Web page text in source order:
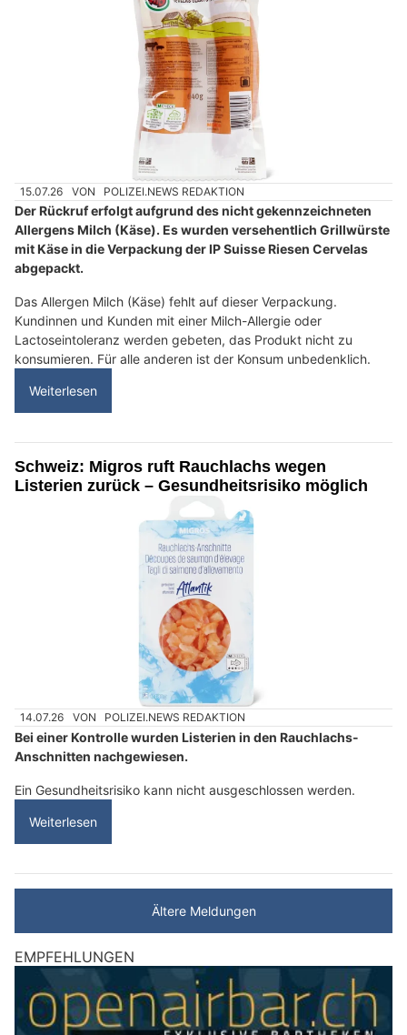
15.07.26 VON POLIZEI.NEWS REDAKTION
Der Rückruf erfolgt aufgrund des nicht gekennzeichneten
Allergens Milch (Käse). Es wurden versehentlich Grillwürste
mit Käse in die Verpackung der IP Suisse Riesen Cervelas
abgepackt.
Das Allergen Milch (Käse) fehlt auf dieser Verpackung.
Kundinnen und Kunden mit einer Milch-Allergie oder
Lactoseintoleranz werden gebeten, das Produkt nicht zu
konsumieren. Für alle anderen ist der Konsum unbedenklich.
Weiterlesen
Schweiz: Migros ruft Rauchlachs wegen
Listerien zurück – Gesundheitsrisiko möglich
14.07.26 VON POLIZEI.NEWS REDAKTION
Bei einer Kontrolle wurden Listerien in den Rauchlachs-
Anschnitten nachgewiesen.
Ein Gesundheitsrisiko kann nicht ausgeschlossen werden.
Weiterlesen
Ältere Meldungen
EMPFEHLUNGEN